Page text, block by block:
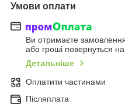
Умови оплати
Ви отримаєте
або гроші повернуться
Детальніше
Оплатити частинами
Післяплата